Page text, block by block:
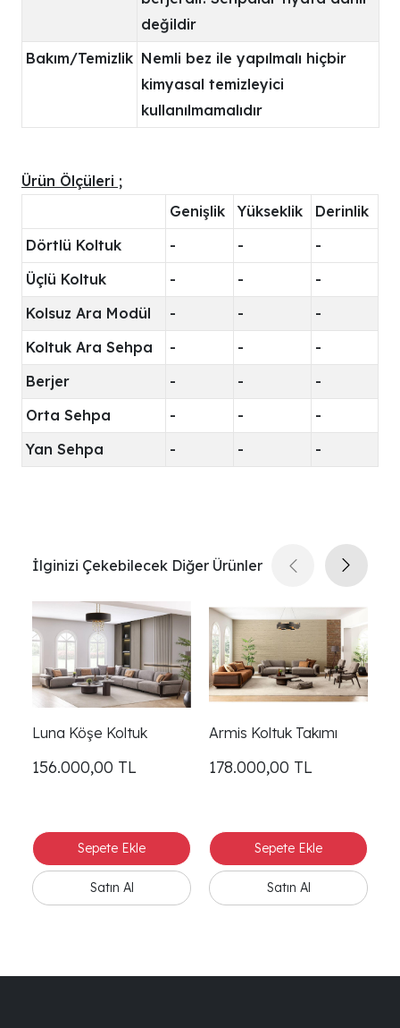
değildir
Bakım/Temizlik Nemli bez ile yapılmalı hiçbir
kimyasal temizleyici
kullanılmamalıdır
Ürün Ölçüleri ;
Genişlik
Yükseklik
Derinlik
Dörtlü Koltuk
- -
-
Üçlü Koltuk
- -
-
Kolsuz Ara Modül
- -
-
Koltuk Ara Sehpa
- -
-
Berjer
- -
-
Orta Sehpa
- -
-
Yan Sehpa
- - -
İlginizi Çekebilecek Diğer Ürünler
Luna Köşe Koltuk
156.000,00 TL
Armis Koltuk Takımı
178.000,00 TL